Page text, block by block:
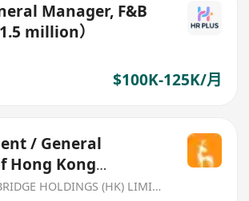
Manager, F&B
million）
$100K-125K/月
/ General
Hong Kong
Business
IDEAL-CAREERBRIDGE HOLDINGS (HK) LIMITED